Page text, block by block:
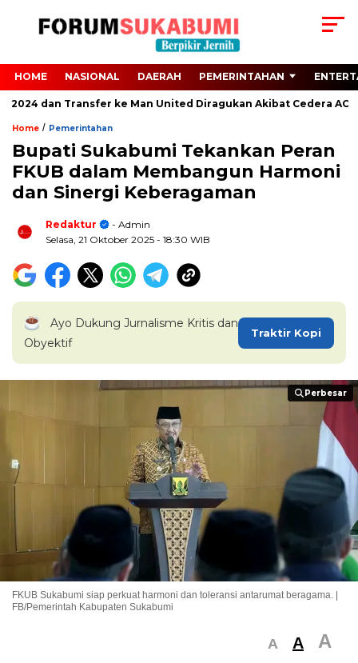
HOME NASIONAL DAERAH PEMERINTAHAN
dan Transfer ke Man United Diragukan Akibat Cedera ACL
Home / Pemerintahan
Bupati Sukabumi Tekankan Peran
FKUB dalam Membangun Harmoni
dan Sinergi Keberagaman
Redaktur
- Admin
Selasa, 21 Oktober 2025 - 18:30 WIB
Ayo Dukung Jurnalisme Kritis dan
Obyektif
Traktir Kopi
Perbesar
Perbesar
FKUB Sukabumi siap perkuat harmoni dan toleransi antarumat beragama. |
FB/Pemerintah Kabupaten Sukabumi
A A A